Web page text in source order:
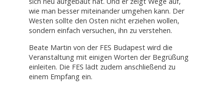
wie man besser miteinander umgehen kann. Der
Westen sollte den Osten nicht erziehen wollen,
sondern einfach versuchen, ihn zu verstehen.
Beate Martin von der FES Budapest wird die
Veranstaltung mit einigen Worten der Begrüßung
einleiten. Die FES lädt zudem anschließend zu
einem Empfang ein.